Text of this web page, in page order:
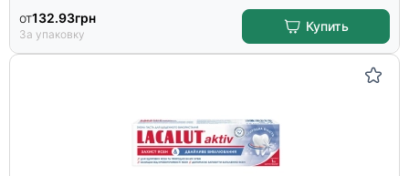
от132.93грн
За упаковку
Купить